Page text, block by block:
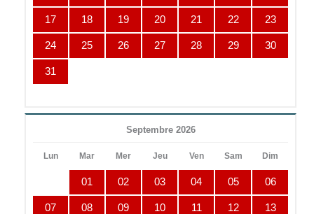
17 18 19 20 21 22 23
24 25 26 27 28 29 30
31
Septembre 2026
Lun Mar Mer Jeu Ven Sam Dim
01 02 03 04 05 06
07 08 09 10 11 12 13